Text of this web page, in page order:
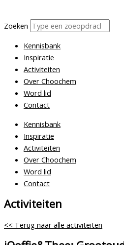
Zoeken
Kennisbank
Inspiratie
Activiteiten
Over Choochem
Word lid
Contact
Kennisbank
Inspiratie
Activiteiten
Over Choochem
Word lid
Contact
Activiteiten
<< Terug naar alle activiteiten